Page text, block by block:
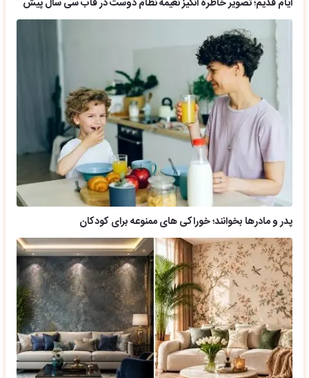
ایام قدیم؛ تصویر خاطره انگیز نعیمه نظام دوست در قاب سی سال پیش
پدر و مادرها بخوانند؛ خوراکی های ممنوعه برای کودکان